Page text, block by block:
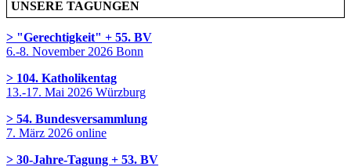
UNSERE TAGUNGEN
> "Gerechtigkeit" + 55. BV
6.-8. November 2026 Bonn
> 104. Katholikentag
13.-17. Mai 2026 Würzburg
> 54. Bundesversammlung
7. März 2026 online
> 30-Jahre-Tagung + 53. BV